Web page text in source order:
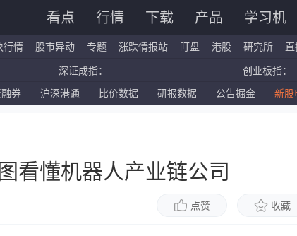
看点 行情 下载 产品 学习机
行情 股市异动 专题 涨跌情报站 盯盘 港股 研究所
深证成指： 创业板指：
国企指数： 红筹指数：
券 沪深港通 比价数据 研报数据 公告掘金 新股
看懂机器人产业链公司
点赞 收藏